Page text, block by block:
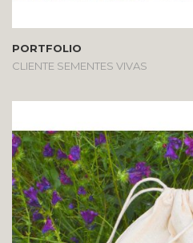
PORTFOLIO
CLIENTE SEMENTES VIVAS